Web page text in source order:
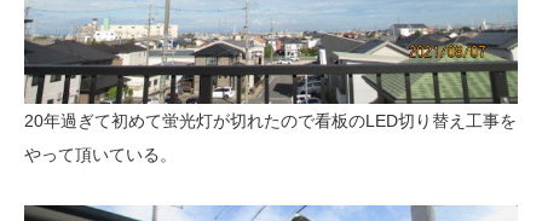
20年過ぎて初めて蛍光灯が切れたので看板のLED切り替え工事を
やって頂いている。